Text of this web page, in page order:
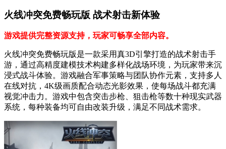
火线冲突免费畅玩版 战术射击新体验
游戏提供完整资源支持，玩家可畅享全部内容。
火线冲突免费畅玩版是一款采用真3D引擎打造的战术射击手
游，通过高精度建模技术构建多样化战场环境，为玩家带来沉
浸式战斗体验。游戏融合军事策略与团队协作元素，支持多人
在线对抗，4K级画质配合动态光影效果，使每场战斗都充满
视觉冲击力。游戏中包含突击步枪、狙击枪等数十种现实武器
系统，每种装备均可自由改装升级，满足不同战术需求。